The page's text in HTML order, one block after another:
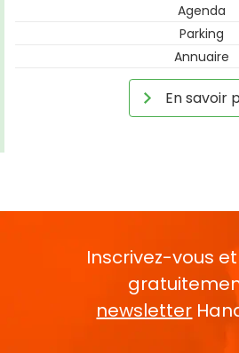
Agenda
Parking
Annuaire
En savoir
Inscrivez-vous
newsletter